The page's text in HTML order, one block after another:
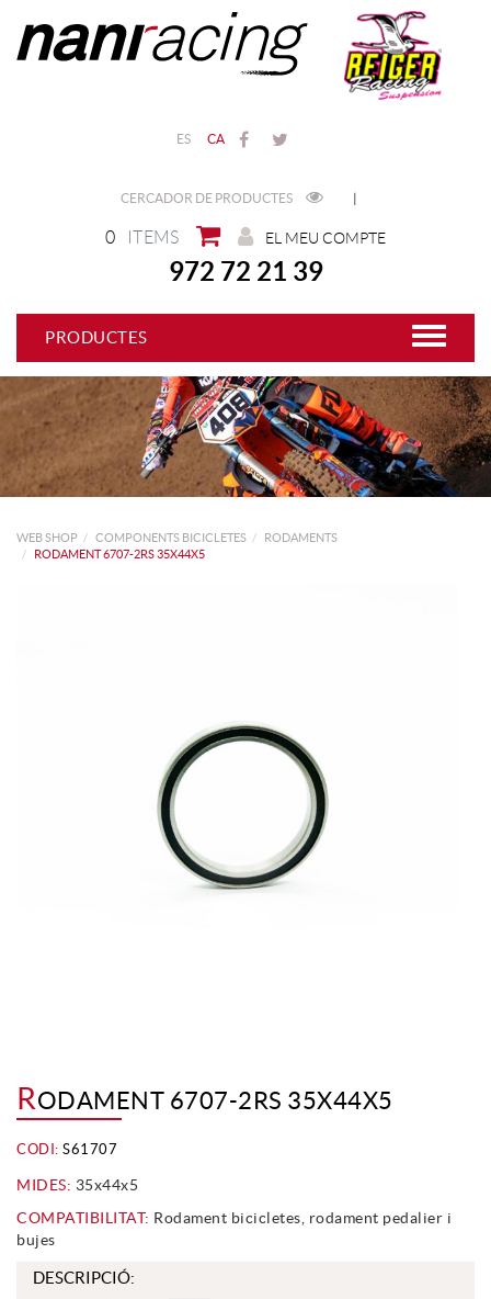
ES CA
CERCADOR DE PRODUCTES |
0 ITEMS EL MEU COMPTE
972 72 21 39
PRODUCTES
WEB SHOP COMPONENTS BICICLETES
RODAMENTS
RODAMENT 6707-2RS 35X44X5
RODAMENT 6707-2RS 35X44X5
CODI: S61707
MIDES: 35x44x5
COMPATIBILITAT: Rodament bicicletes, rodament pedalier i
bujes
DESCRIPCIÓ: